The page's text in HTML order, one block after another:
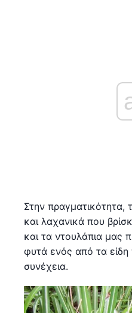
Στην πραγματικότητα,
και λαχανικά που
και τα ντουλάπια μας
φυτά ενός από τα
συνέχεια.